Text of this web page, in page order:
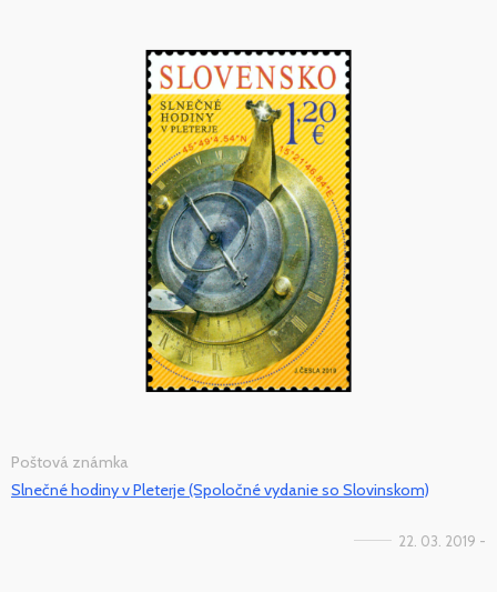
Poštová známka
Slnečné hodiny v Pleterje (Spoločné vydanie so Slovinskom)
22. 03. 2019 -